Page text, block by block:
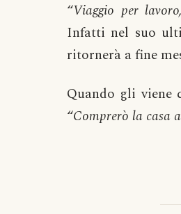
“Viaggio per
Infatti nel suo
ritornerà a fine
Quando gli viene
“Comprerò la casa